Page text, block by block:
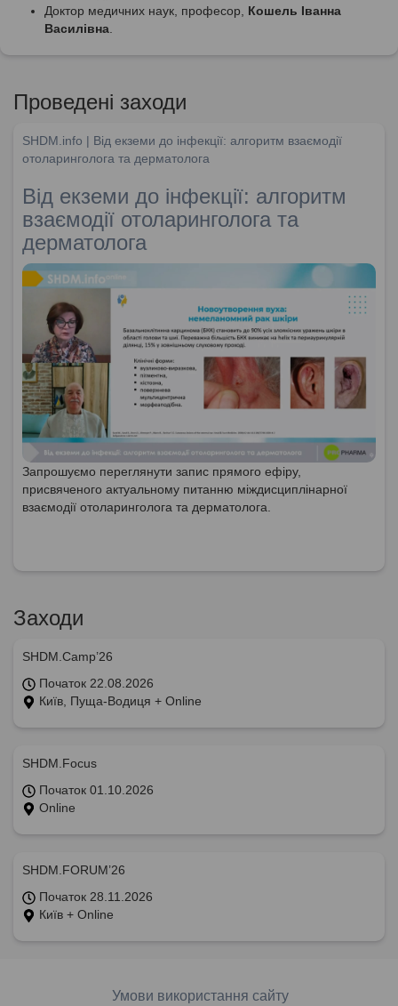
Доктор медичних наук, професор, Кошель Іванна
Василівна
Проведені заходи
SHDM.info | Від екземи до інфекції: алгоритм взаємодії
отоларинголога та дерматолога
Від екземи до інфекції: алгоритм
взаємодії отоларинголога та
дерматолога
Запрошуємо переглянути запис прямого ефіру,
присвяченого актуальному питанню міждисциплінарної
взаємодії отоларинголога та дерматолога.
Заходи
SHDM.Camp’26
Початок 22.08.2026
Київ, Пуща-Водиця + Online
SHDM.Focus
Початок 01.10.2026
Online
SHDM.FORUM’26
Початок 28.11.2026
Київ + Online
Умови використання сайту